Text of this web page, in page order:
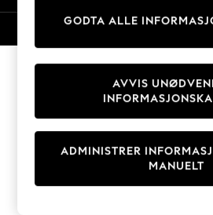
Coats & Jackets
Sweatshirts & Hoodies
Knitwear
Cardigans
Dresses
Sets & Outfits
T-Shirts
GODTA ALLE
ADMINISTRER
MANUELT
AVVIS